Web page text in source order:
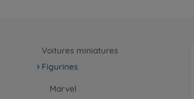
Voitures miniatures
Figurines
Marvel